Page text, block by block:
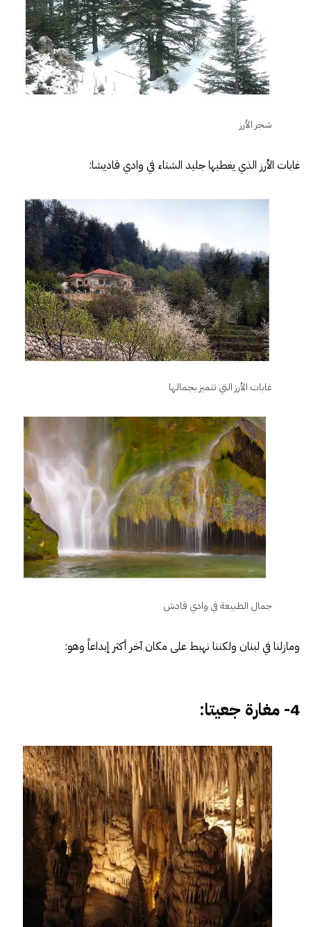
شجر الأرز
غابات الأرز الذي يغطيها جليد الشتاء في وادي قاديشا:
غابات الأرز التي تتميز بجمالها
جمال الطبيعة في وادي قادش
ومازلنا في لبنان ولكننا نهبط على مكان آخر أكثر إبداعاً وهو:
4- مغارة جعيتا: